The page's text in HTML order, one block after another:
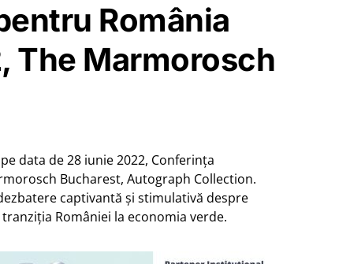
România
The Marmorosch
data de 28 iunie 2022, Conferința
Bucharest, Autograph Collection.
captivantă și stimulativă despre
României la economia verde.